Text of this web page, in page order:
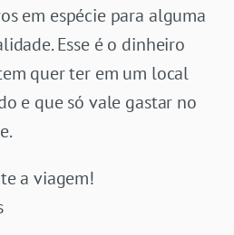
em espécie para alguma
Esse é o dinheiro
quer ter em um local
e que só vale gastar no
a viagem!